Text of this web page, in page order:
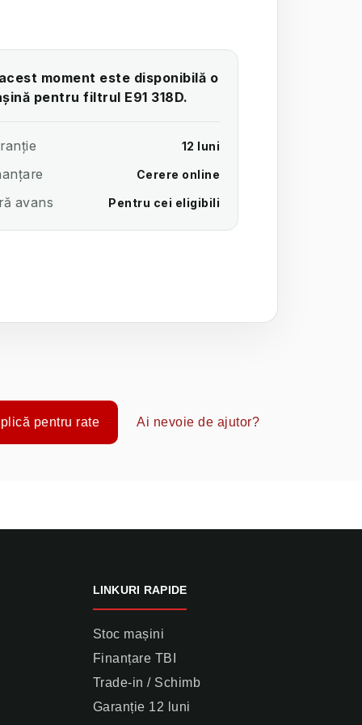
moment este disponibilă o
pentru filtrul E91 318D.
12 luni
Cerere online
avans Pentru cei eligibili
pentru rate Ai nevoie de ajutor?
LINKURI RAPIDE
Stoc mașini
Finanțare TBI
Trade-in / Schimb
Garanție 12 luni